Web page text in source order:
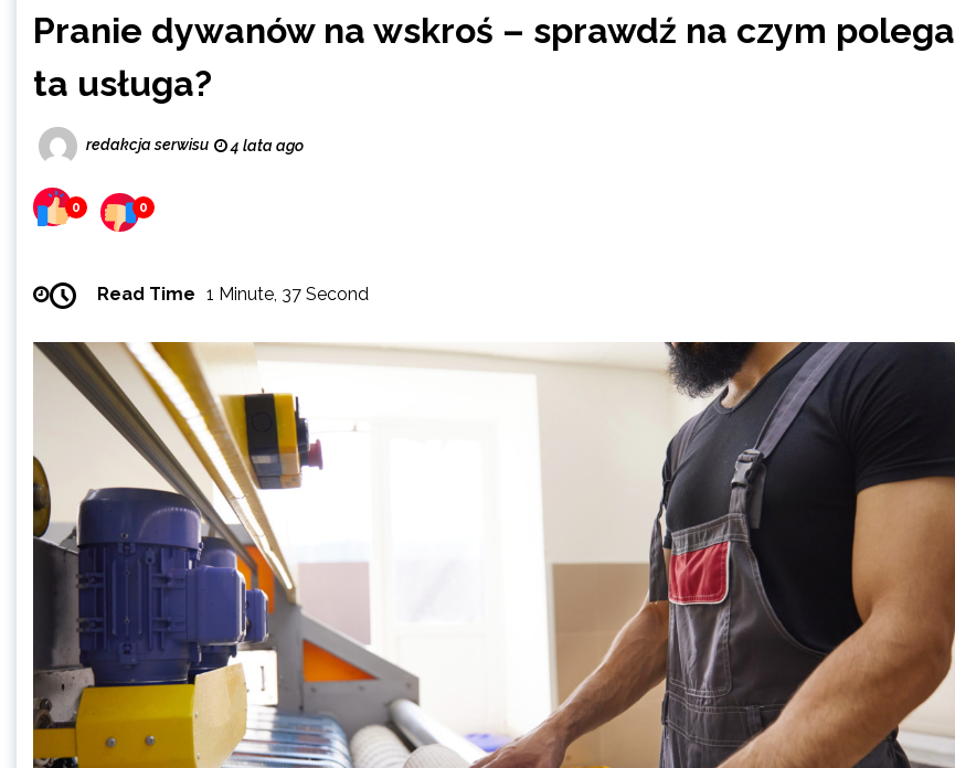
Pranie dywanów na wskroś – sprawdź na czym polega
ta usługa?
redakcja serwisu 4 lata ago
0 0
Read Time 1 Minute, 37 Second